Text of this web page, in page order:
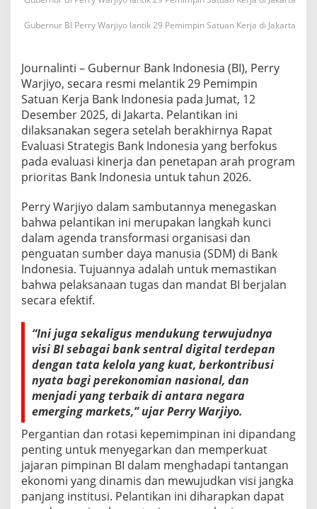
i
9
P
e
m
i
m
p
n
S
t
u
n
K
e
r
a
r
u
Gubernur BI Perry Warjiyo lantik 29 Pemimpin Satuan Kerja di Jakarta
Journalinti – Gubernur Bank Indonesia (BI), Perry
Warjiyo, secara resmi melantik 29 Pemimpin
Satuan Kerja Bank Indonesia pada Jumat, 12
Desember 2025, di Jakarta. Pelantikan ini
dilaksanakan segera setelah berakhirnya Rapat
Evaluasi Strategis Bank Indonesia yang berfokus
pada evaluasi kinerja dan penetapan arah program
prioritas Bank Indonesia untuk tahun 2026.
Perry Warjiyo dalam sambutannya menegaskan
bahwa pelantikan ini merupakan langkah kunci
dalam agenda transformasi organisasi dan
penguatan sumber daya manusia (SDM) di Bank
Indonesia. Tujuannya adalah untuk memastikan
bahwa pelaksanaan tugas dan mandat BI berjalan
secara efektif.
“Ini juga sekaligus mendukung terwujudnya
visi BI sebagai bank sentral digital terdepan
dengan tata kelola yang kuat, berkontribusi
nyata bagi perekonomian nasional, dan
menjadi yang terbaik di antara negara
emerging markets,” ujar Perry Warjiyo.
Pergantian dan rotasi kepemimpinan ini dipandang
penting untuk menyegarkan dan memperkuat
jajaran pimpinan BI dalam menghadapi tantangan
ekonomi yang dinamis dan mewujudkan visi jangka
panjang institusi. Pelantikan ini diharapkan dapat